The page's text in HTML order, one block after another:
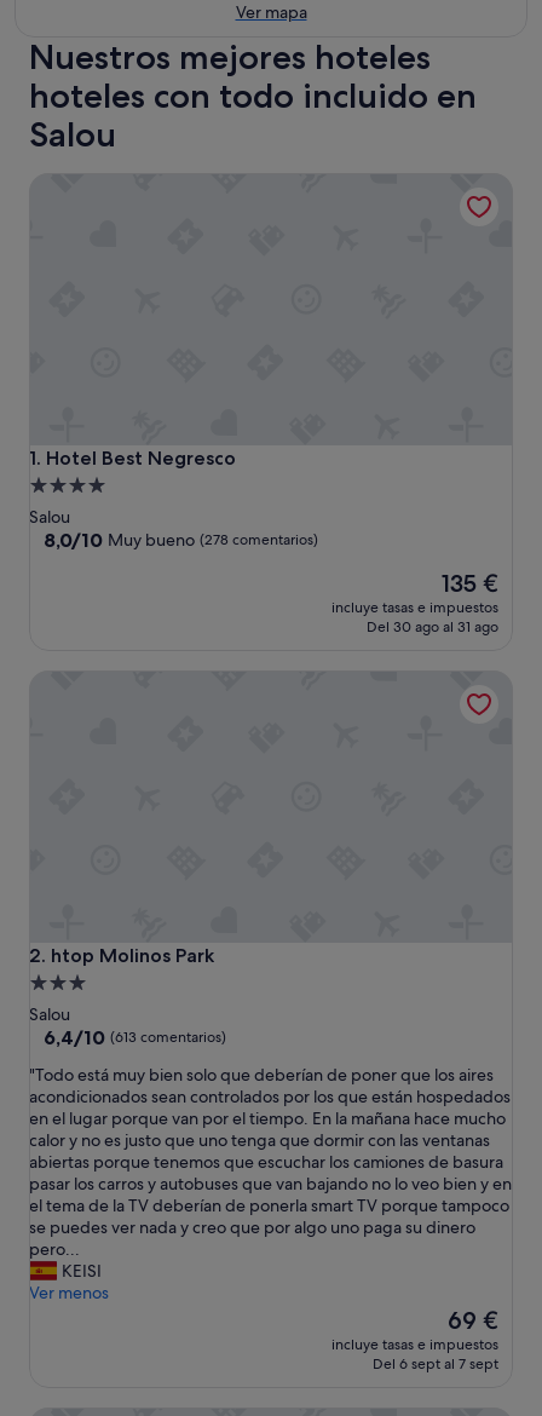
Ver mapa
Nuestros mejores hoteles
hoteles con todo incluido en
Salou
1. Hotel Best Negresco
Hotel Best Negresco
Alojamiento
de
4.0 estrellas
Salou
8.0
8,0/10 Muy bueno (278 comentarios)
El
precio
actual
135 €
135 €
incluye tasas e impuestos
Del 30 ago al 31 ago
2. htop Molinos Park
htop Molinos Park
Alojamiento
de
3.0 estrellas
Salou
6.4
10,
(613 comentarios)
6,4/10 (613 comentarios)
"
T
o
d
o
e
s
t
á
m
u
"Todo está muy bien solo que deberían de poner que los aires
acondicionados sean controlados por los que están hospedados
en el lugar porque van por el tiempo. En la mañana hace mucho
calor y no es justo que uno tenga que dormir con las ventanas
abiertas porque tenemos que escuchar los camiones de basura
pasar los carros y autobuses que van bajando no lo veo bien y en
el tema de la TV deberían de ponerla smart TV porque tampoco
se puedes ver nada y creo que por algo uno paga su dinero
pero...
KEISI
Ver menos
El
precio
actual
69 €
incluye tasas e impuestos
Del 6 sept al 7 sept